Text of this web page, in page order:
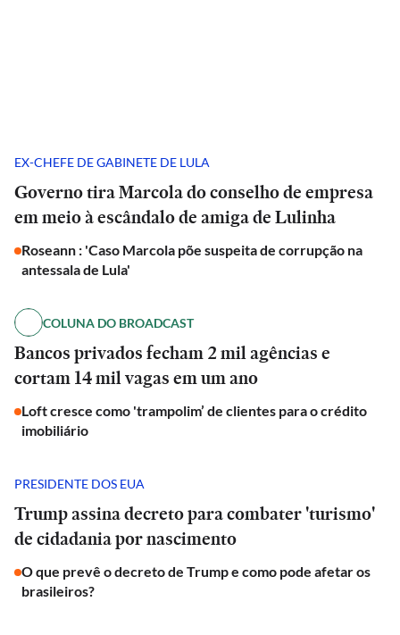
EX-CHEFE DE GABINETE DE LULA
Governo tira Marcola do conselho de empresa
em meio à escândalo de amiga de Lulinha
Roseann : 'Caso Marcola põe suspeita de corrupção na
antessala de Lula'
COLUNA DO BROADCAST
Bancos privados fecham 2 mil agências e
cortam 14 mil vagas em um ano
Loft cresce como 'trampolim’ de clientes para o crédito
imobiliário
PRESIDENTE DOS EUA
Trump assina decreto para combater 'turismo'
de cidadania por nascimento
O que prevê o decreto de Trump e como pode afetar os
brasileiros?